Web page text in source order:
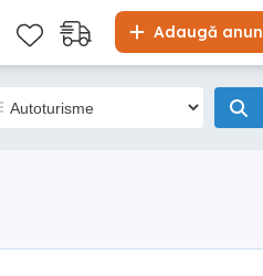
Adaugă